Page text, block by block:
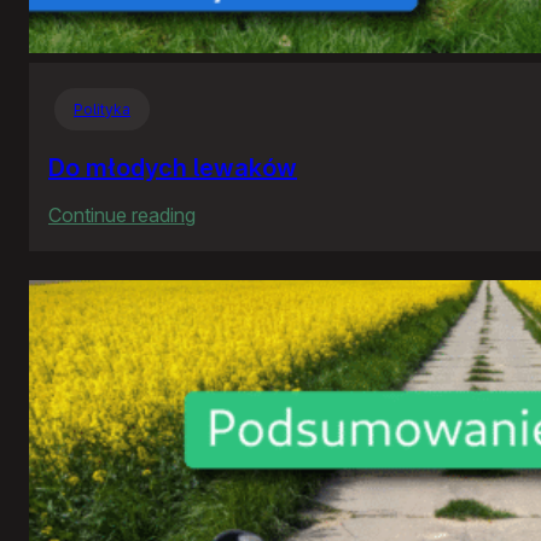
Polityka
Do młodych lewaków
Continue reading
młodych
lewaków